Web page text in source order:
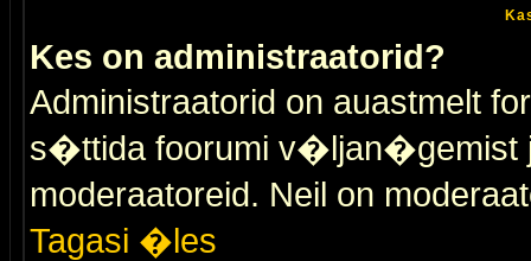
Kes on administraatorid?
Administraatorid on auastmelt
s�ttida foorumi v�ljan�gemist
moderaatoreid. Neil on
Tagasi �les